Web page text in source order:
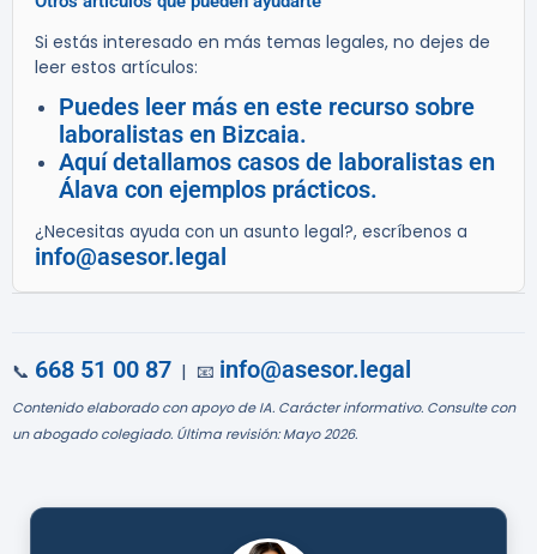
Si estás interesado en más temas legales, no dejes de
leer estos artículos:
Puedes leer más en este recurso sobre
laboralistas en Bizcaia.
Aquí detallamos casos de laboralistas en
Álava con ejemplos prácticos.
¿Necesitas ayuda con un asunto legal?, escríbenos a
info@asesor.legal
📞 668 51 00 87 | 📧 info@asesor.legal
Contenido elaborado con apoyo de IA. Carácter informativo. Consulte con
un abogado colegiado. Última revisión: Mayo 2026.